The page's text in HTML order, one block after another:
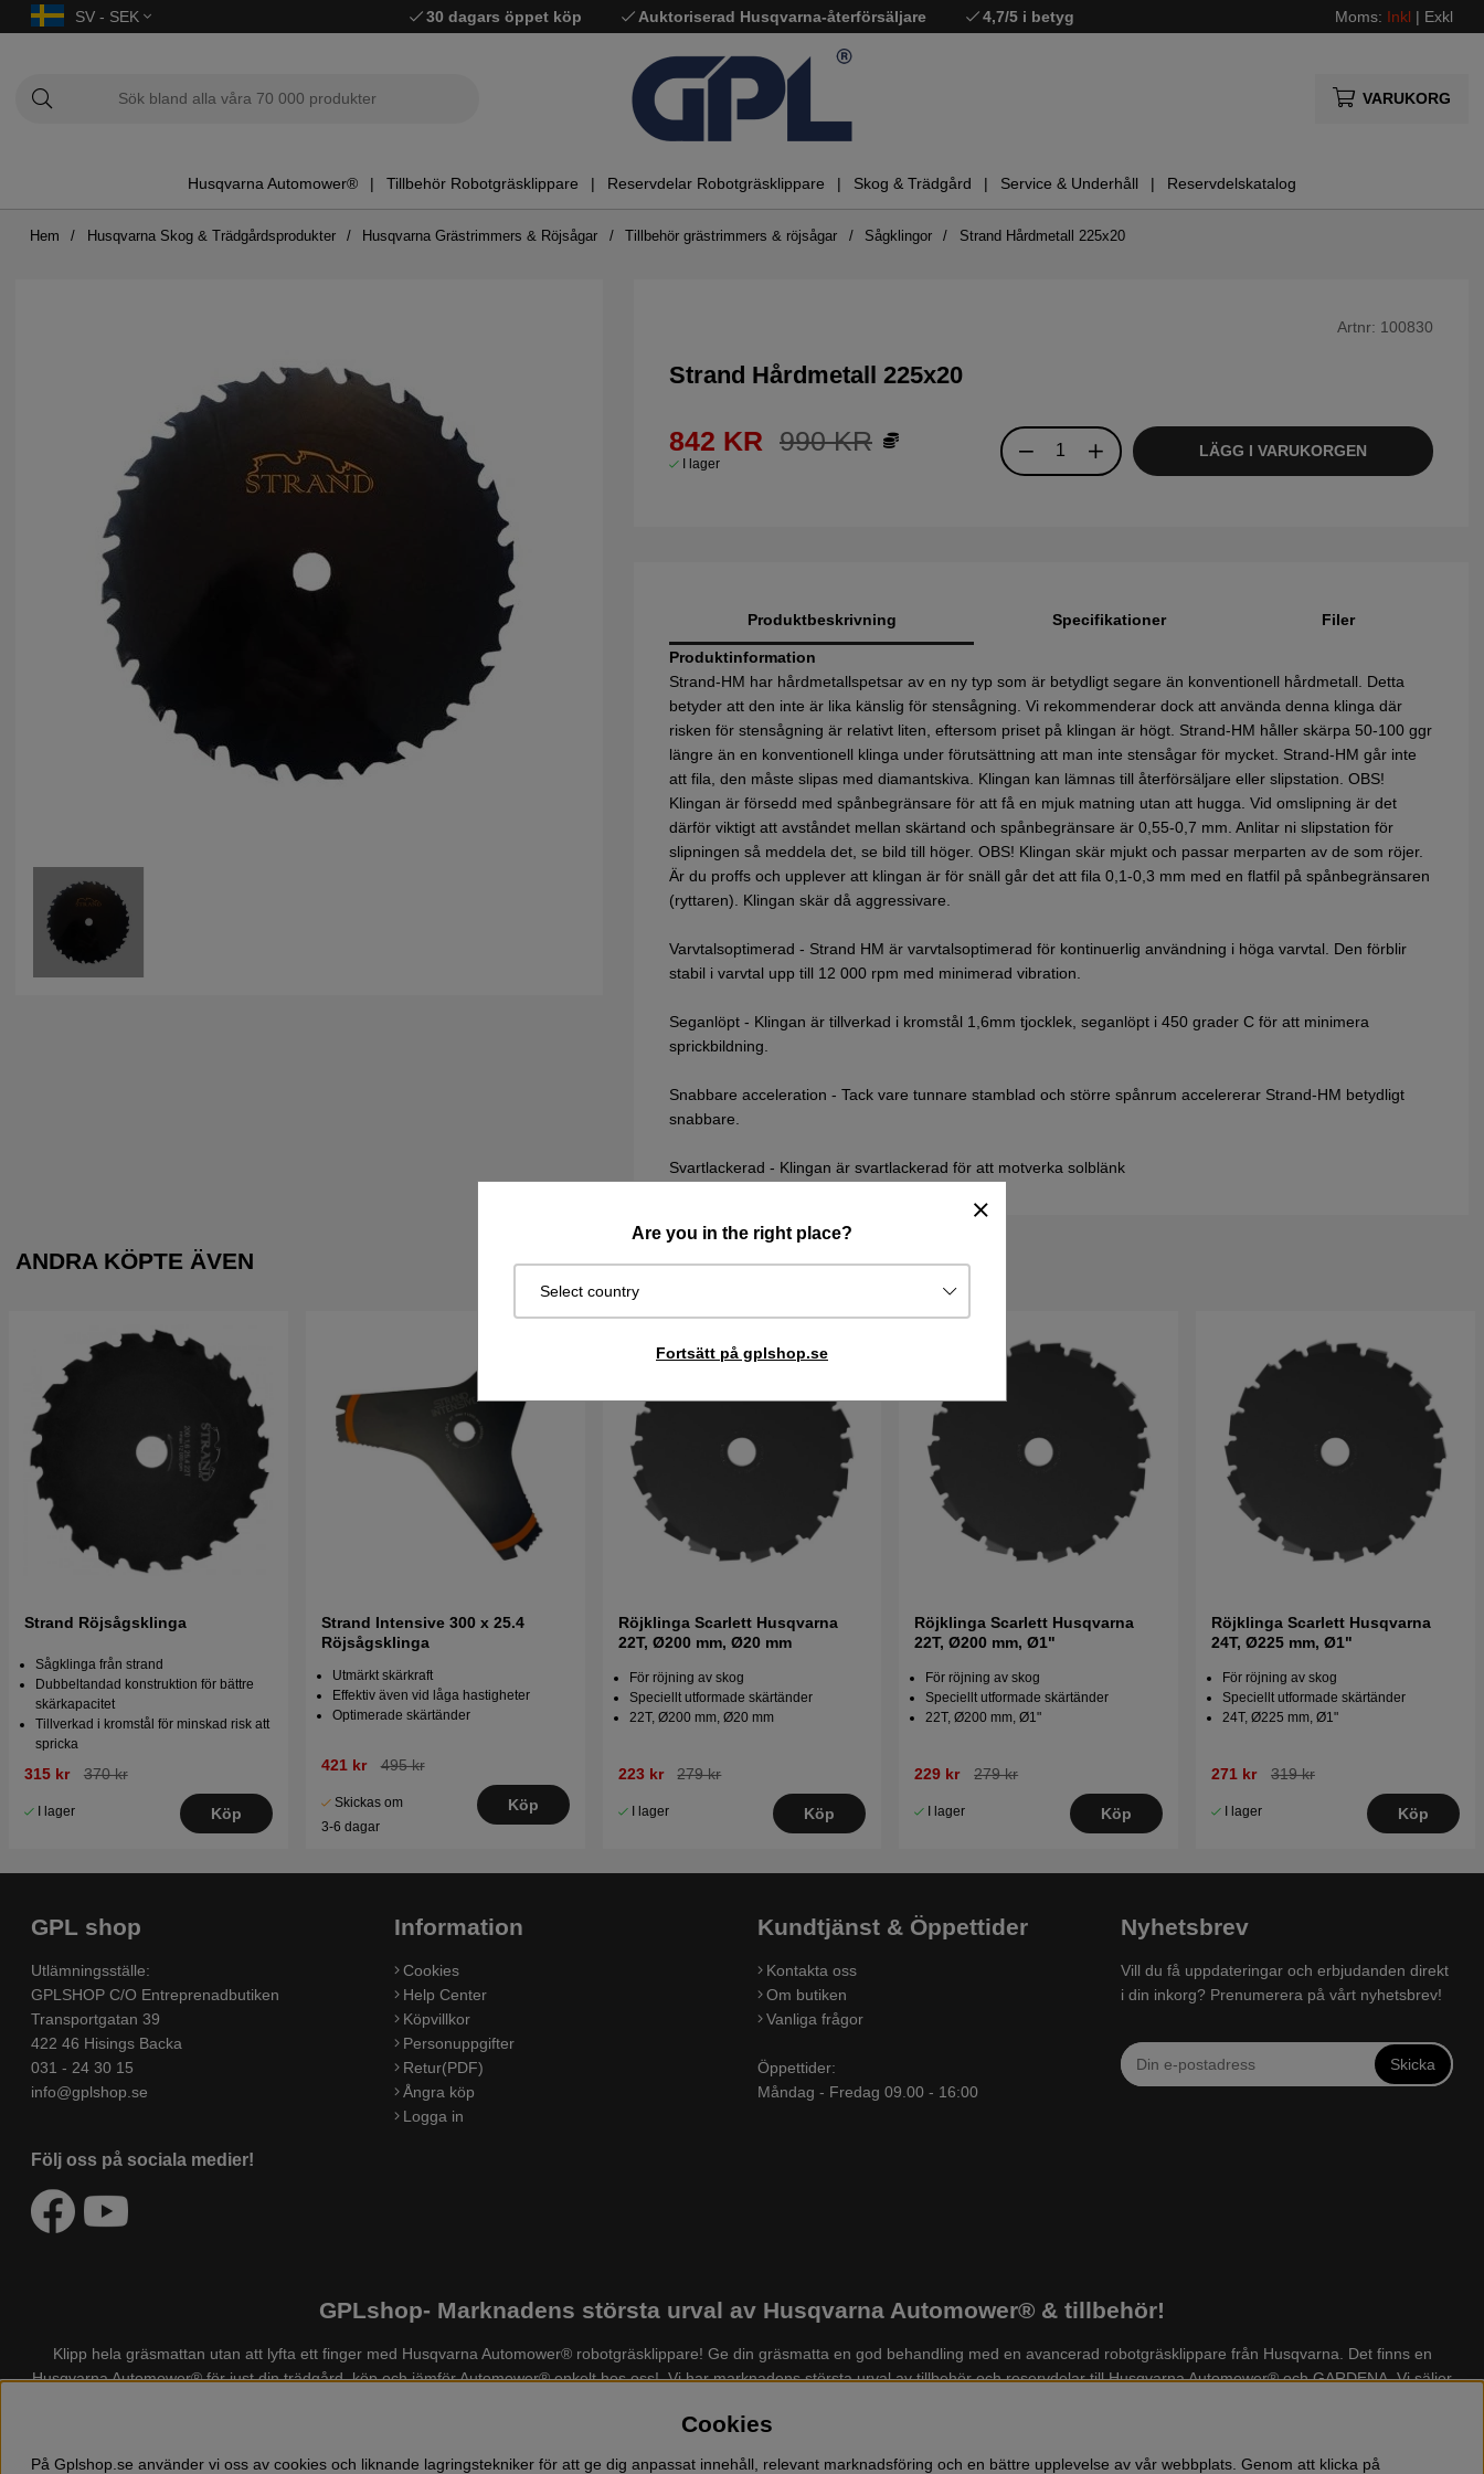
SV - SEK 30 dagars öppet köp Auktoriserad Husqvarna-återförsäljare 4,7/5 i betyg Moms: Inkl | Exkl
VARUKORG
Husqvarna Automower® Tillbehör Robotgräsklippare Reservdelar Robotgräsklippare Skog & Trädgård Service & Underhåll Reservdelskatalog
Are you in the right place?
Select country
Fortsätt på gplshop.se
Hem Husqvarna Skog & Trädgårdsprodukter Husqvarna Grästrimmers & Röjsågar Tillbehör grästrimmers & röjsågar Sågklingor Strand Hårdmetall 225x20
Artnr: 100830
Strand Hårdmetall 225x20
990KR
842 KR
I lager
LÄGG I VARUKORGEN
Produktbeskrivning
Produktinformation
Strand-HM har hårdmetallspetsar av en ny typ som är betydligt segare än konventionell hårdmetall. Detta
betyder att den inte är lika känslig för stensågning. Vi rekommenderar dock att använda denna klinga där
risken för stensågning är relativt liten, eftersom priset på klingan är högt. Strand-HM håller skärpa 50-100 ggr
längre än en konventionell klinga under förutsättning att man inte stensågar för mycket. Strand-HM går inte
att fila, den måste slipas med diamantskiva. Klingan kan lämnas till återförsäljare eller slipstation. OBS!
Klingan är försedd med spånbegränsare för att få en mjuk matning utan att hugga. Vid omslipning är det
därför viktigt att avståndet mellan skärtand och spånbegränsare är 0,55-0,7 mm. Anlitar ni slipstation för
slipningen så meddela det, se bild till höger. OBS! Klingan skär mjukt och passar merparten av de som röjer.
Är du proffs och upplever att klingan är för snäll går det att fila 0,1-0,3 mm med en flatfil på spånbegränsaren
(ryttaren). Klingan skär då aggressivare.
Varvtalsoptimerad - Strand HM är varvtalsoptimerad för kontinuerlig användning i höga varvtal. Den förblir
stabil i varvtal upp till 12 000 rpm med minimerad vibration.
Seganlöpt - Klingan är tillverkad i kromstål 1,6mm tjocklek, seganlöpt i 450 grader C för att minimera
sprickbildning.
Snabbare acceleration - Tack vare tunnare stamblad och större spånrum accelererar Strand-HM betydligt
snabbare.
Svartlackerad - Klingan är svartlackerad för att motverka solblänk
Specifikationer Filer
ANDRA KÖPTE ÄVEN
Strand Röjsågsklinga
Sågklinga från strand
Dubbeltandad konstruktion för bättre
skärkapacitet
Tillverkad i kromstål för minskad risk att
spricka
315 kr 370 kr
I lager Köp
Strand Intensive 300 x 25.4
Röjsågsklinga
Utmärkt skärkraft
Effektiv även vid låga hastigheter
Optimerade skärtänder
421 kr 495 kr
Skickas om
3-6 dagar
Köp
Röjklinga Scarlett Husqvarna
22T, Ø200 mm, Ø20 mm
För röjning av skog
Speciellt utformade skärtänder
22T, Ø200 mm, Ø20 mm
223 kr 279 kr
I lager Köp
Röjklinga Scarlett Husqvarna
22T, Ø200 mm, Ø1"
För röjning av skog
Speciellt utformade skärtänder
22T, Ø200 mm, Ø1"
229 kr 279 kr
I lager Köp
Röjklinga Scarlett Husqvarna
24T, Ø225 mm, Ø1"
För röjning av skog
Speciellt utformade skärtänder
24T, Ø225 mm, Ø1"
271 kr 319 kr
I lager Köp
GPL shop
Utlämningsställe:
GPLSHOP C/O Entreprenadbutiken
Transportgatan 39
422 46 Hisings Backa
031 - 24 30 15
info@gplshop.se
Följ oss på sociala medier!
Information
Cookies
Help Center
Köpvillkor
Personuppgifter
Retur(PDF)
Ångra köp
Logga in
Kundtjänst & Öppettider
Kontakta oss
Om butiken
Vanliga frågor
Öppettider:
Måndag - Fredag 09.00 - 16:00
Nyhetsbrev
Vill du få uppdateringar och erbjudanden direkt
i din inkorg? Prenumerera på vårt nyhetsbrev!
Skicka
GPLshop- Marknadens största urval av Husqvarna Automower® & tillbehör!
Klipp hela gräsmattan utan att lyfta ett finger med Husqvarna Automower® robotgräsklippare! Ge din gräsmatta en god behandling med en avancerad robotgräsklippare från Husqvarna. Det finns en
Husqvarna Automower®för just din trädgård, köp och jämför Automower® enkelt hos oss! Vi har marknadens största urval av tillbehör och reservdelar till Husqvarna Automower® och GARDENA. Vi säljer
mm. Välkommen till oss!
Cookies
På Gplshop.se använder vi oss av cookies och liknande lagringstekniker för att ge dig anpassat innehåll, relevant marknadsföring och en bättre upplevelse av vår webbplats. Genom att klicka på